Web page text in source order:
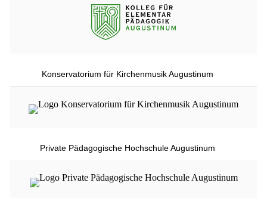
Konservatorium für Kirchenmusik Augustinum
Private Pädagogische Hochschule Augustinum